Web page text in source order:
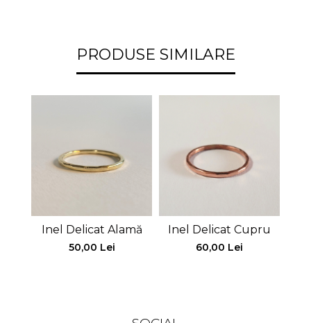
PRODUSE SIMILARE
Inel Delicat Alamă
50,00 Lei
Inel Delicat Cupru
60,00 Lei